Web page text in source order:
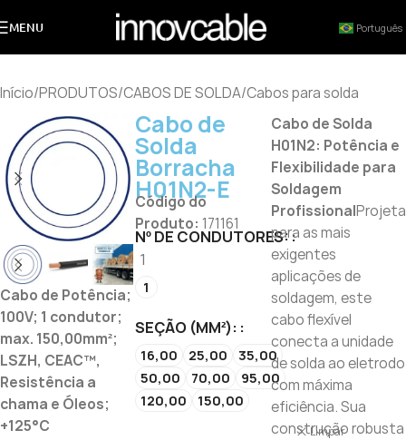
MENU Português
Início/PRODUTOS/CABOS DE SOLDA/Cabos para solda
Cabo de Potência;
100V; 1 condutor;
max. 150,00mm²;
LSZH, CEAC™,
Resistência a
chama e Óleos;
+125°C
Cabo de
Solda
Borracha
H01N2-E
Código do
Produto: 171161
Nº DE CONDUTORES:
1
1
SEÇÃO (MM²):
16,00 25,00
35,00
50,00
70,00
95,00
120,00
150,00
Limpar
Cabo de Solda
H01N2: Potência e
Flexibilidade para
Soldagem
Profissional
para as mais
exigentes
aplicações de
soldagem, este
cabo flexível
conecta a unidade
de solda ao eletrodo
com máxima
eficiência. Sua
construção robusta